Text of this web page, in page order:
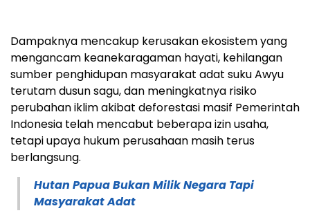
Dampaknya mencakup kerusakan ekosistem yang
mengancam keanekaragaman hayati, kehilangan
sumber penghidupan masyarakat adat suku Awyu
terutam dusun sagu, dan meningkatnya risiko
perubahan iklim akibat deforestasi masif Pemerintah
Indonesia telah mencabut beberapa izin usaha,
tetapi upaya hukum perusahaan masih terus
berlangsung.
Hutan Papua Bukan Milik Negara Tapi
Masyarakat Adat